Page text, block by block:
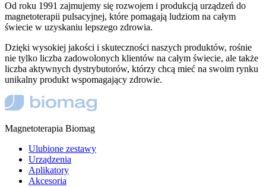
Od roku 1991 zajmujemy się rozwojem i produkcją urządzeń do
magnetoterapii pulsacyjnej, które pomagają ludziom na całym
świecie w uzyskaniu lepszego zdrowia.
Dzięki wysokiej jakości i skuteczności naszych produktów, rośnie
nie tylko liczba zadowolonych klientów na całym świecie, ale także
liczba aktywnych dystrybutorów, którzy chcą mieć na swoim rynku
unikalny produkt wspomagający zdrowie.
Magnetoterapia Biomag
Ulubione zestawy
Urządzenia
Aplikatory
Akcesoria